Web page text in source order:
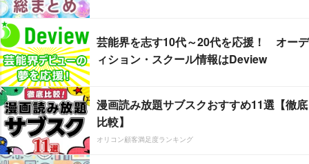
芸能界を志す10代～20代を応援！ オーデ
ィション・スクール情報はDeview
漫画読み放題サブスクおすすめ11選【徹底
比較】
オリコン顧客満足度ランキング